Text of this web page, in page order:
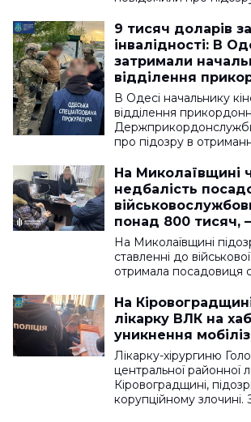
9 тисяч доларів
інвалідності: В
затримали
відділення
загону
В Одесі начальнику
відділення
про підозру в
На Миколаївщині
недбалість
понад 800 тисяч,
На Миколаївщині
ставленні до
отримала посадовиця
На
лікарку ВЛК на
уникнення
Лікарку-хірургиню
центральної районної
Кіровоградщині,
корупційному злочині.